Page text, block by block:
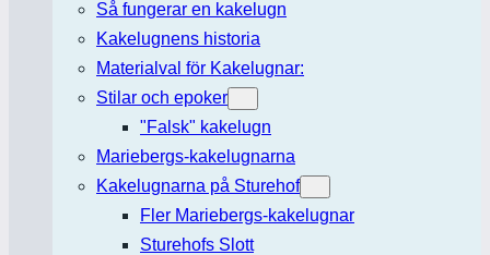
Så fungerar en kakelugn
Kakelugnens historia
Materialval för Kakelugnar:
Stilar och epoker
"Falsk" kakelugn
Mariebergs-kakelugnarna
Kakelugnarna på Sturehof
Fler Mariebergs-kakelugnar
Sturehofs Slott